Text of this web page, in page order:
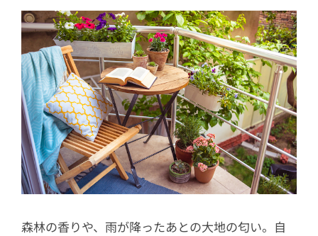
森林の香りや、雨が降ったあとの大地の匂い。自